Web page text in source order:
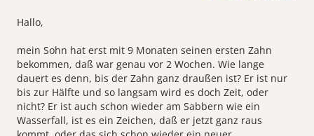
Hallo,
mein Sohn hat erst mit 9 Monaten seinen ersten Zahn
bekommen, daß war genau vor 2 Wochen. Wie lange
dauert es denn, bis der Zahn ganz draußen ist? Er ist nur
bis zur Hälfte und so langsam wird es doch Zeit, oder
nicht? Er ist auch schon wieder am Sabbern wie ein
Wasserfall, ist es ein Zeichen, daß er jetzt ganz raus